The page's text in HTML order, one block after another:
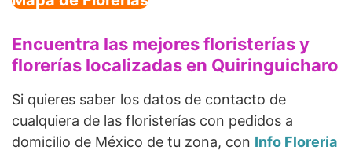
Encuentra las mejores floristerías y
florerías localizadas en Quiringuicharo
Si quieres saber los datos de contacto de
cualquiera de las floristerías con pedidos a
domicilio de México de tu zona, con Info Floreria